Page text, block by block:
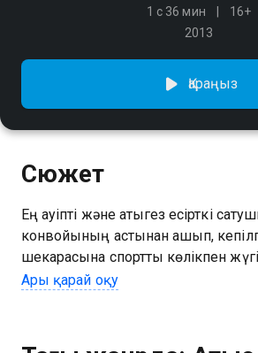
1 с 36 мин
16+
2013
Қараңыз
Сюжет
Ең қауіпті және қатыгез есірткі
конвойының астынан қашып,
шекарасына спорттық көлікпен
жолында тек тыныш қала бар, оның
Ары қарай оқу